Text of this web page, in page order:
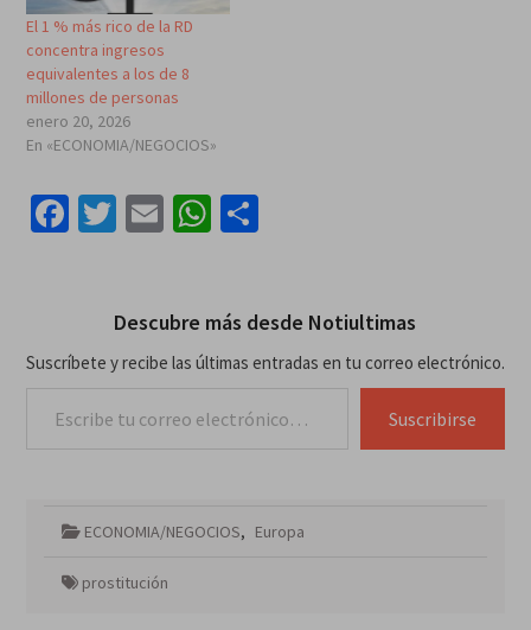
El 1 % más rico de la RD
concentra ingresos
equivalentes a los de 8
millones de personas
enero 20, 2026
En «ECONOMIA/NEGOCIOS»
Facebook
Twitter
EmailWhatsApp
Compartir
Descubre más desde Notiultimas
Suscríbete y recibe las últimas entradas en tu correo electrónico.
Suscribirse
ECONOMIA/NEGOCIOS, Europa
prostitución